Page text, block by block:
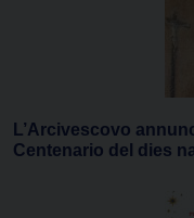
L’Arcivescovo
Centenario del dies